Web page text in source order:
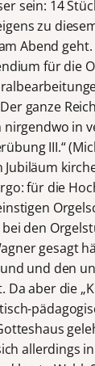
sein: 14
zu
Abend
für die
ganze
in
III.“
für die
den
gesagt
und den
aber die
allerdings